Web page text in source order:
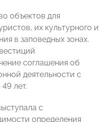
объектов для
их культурного и
в заповедных зонах.
соглашения об
деятельности с
лет.
с
определения